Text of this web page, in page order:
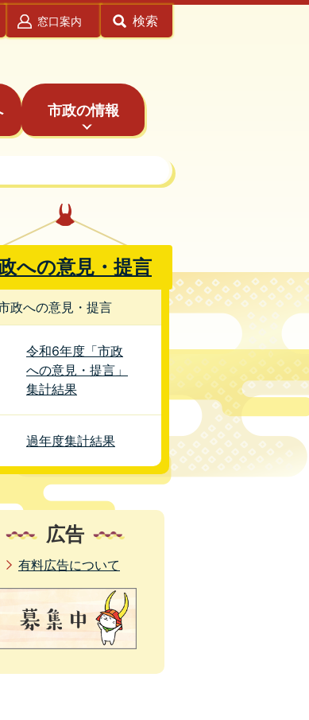
窓口案内 検索
市政の情報
への意見・提言
政への意見・提言
令和6年度「市政
への意見・提言」
集計結果
過年度集計結果
広告
有料広告について